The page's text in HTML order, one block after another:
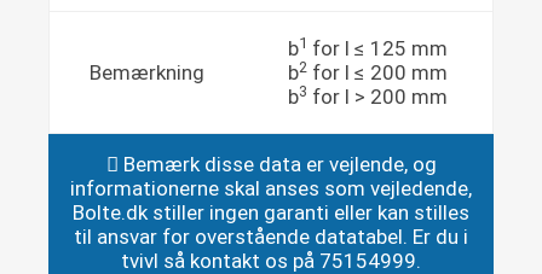
Bemærkning
b1 for l ≤ 125 mm
b2 for l ≤ 200 mm
b3 for l > 200 mm
Bemærk disse data er vejlende, og
informationerne skal anses som vejledende,
Bolte.dk stiller ingen garanti eller kan stilles
til ansvar for overstående datatabel. Er du i
tvivl så kontakt os på 75154999.